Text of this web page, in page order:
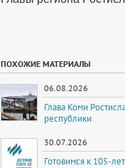
ПОХОЖИЕ МАТЕРИАЛЫ
06.08.2026
Глава Коми
республики
30.07.2026
Готовимся к 105-